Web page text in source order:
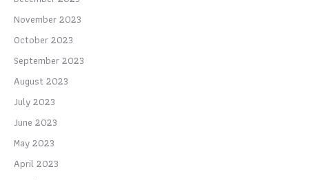
November 2023
October 2023
September 2023
August 2023
July 2023
June 2023
May 2023
April 2023